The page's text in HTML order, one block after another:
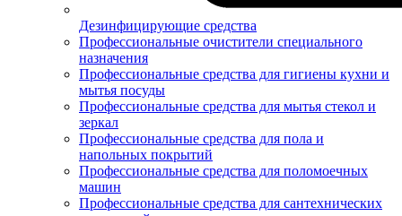
Дезинфицирующие средства
Профессиональные очистители специального
назначения
Профессиональные средства для гигиены кухни и
мытья посуды
Профессиональные средства для мытья стекол и
зеркал
Профессиональные средства для пола и
напольных покрытий
Профессиональные средства для поломоечных
машин
Профессиональные средства для сантехнических